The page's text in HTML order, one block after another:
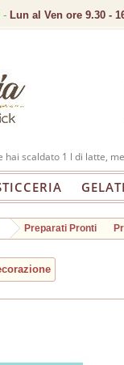
- Lun al Ven ore 9.30 -
scaldato 1 l di latte,
Preparati Pronti